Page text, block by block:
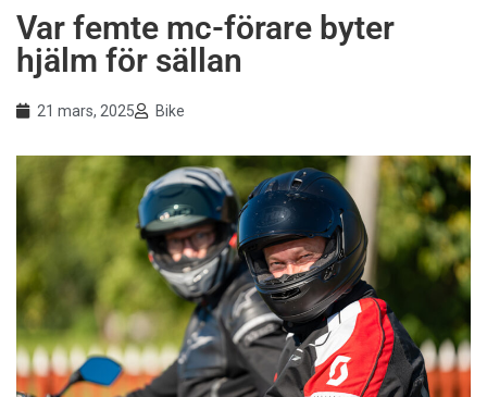
Var femte mc-förare byter
hjälm för sällan
21 mars, 2025 Bike